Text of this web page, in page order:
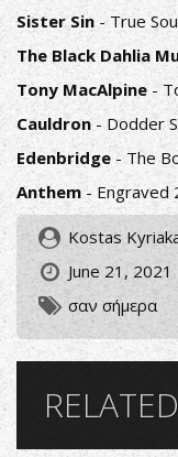
Sister Sin - True
The Black Dahlia
Tony MacAlpine -
Cauldron- Dodder
Edenbridge - The
Anthem - Engraved
Kostas
June 21, 2021
σαν σήμερα